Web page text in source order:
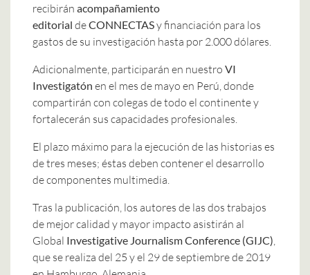
recibirán acompañamiento
editorial deCONNECTASy financiación para los
gastos de su investigación hasta por 2.000 dólares.
Adicionalmente, participarán en nuestro VI
Investigatón en el mes de mayo en Perú, donde
compartirán con colegas de todo el continente y
fortalecerán sus capacidades profesionales.
El plazo máximo para la ejecución de las historias es
de tres meses; éstas deben contener el desarrollo
de componentes multimedia.
Tras la publicación, los autores de las dos trabajos
de mejor calidad y mayor impacto asistirán al
Global Investigative Journalism Conference (GIJC)
que se realiza del 25 y el 29 de septiembre de 2019